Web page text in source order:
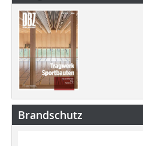
Brandschutz